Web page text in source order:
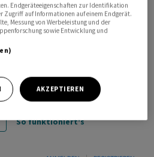
So funktioniert's
Endgeräteeigenschaften zur Identifikation
Zugriff auf Informationen auf einem Endgerät.
Messung von Werbeleistung und der
sowie Entwicklung und
AKZEPTIEREN